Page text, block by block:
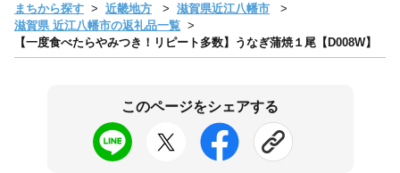
まちから探す 近畿地方
滋賀県近江八幡市
滋賀県 近江八幡市の返礼品一覧
【一度食べたらやみつき！リピート多数】うなぎ蒲焼１尾【D008W】
このページをシェアする